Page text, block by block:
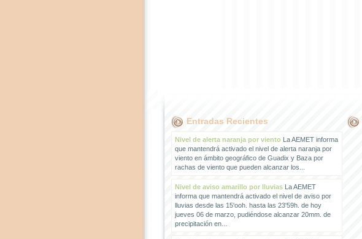
Entradas Recientes
Nivel de alerta naranja por vientoLa AEMET informa
que mantendrá activado el nivel de alerta naranja por
viento en ámbito geográfico de Guadix y Baza por
rachas de viento que pueden alcanzar los...
Nivel de aviso amarillo por lluviasLa AEMET
informa que mantendrá activado el nivel de aviso por
lluvias desde las 15'ooh. hasta las 23'59h. de hoy
jueves 06 de marzo, pudiéndose alcanzar 20mm. de
precipitación en...